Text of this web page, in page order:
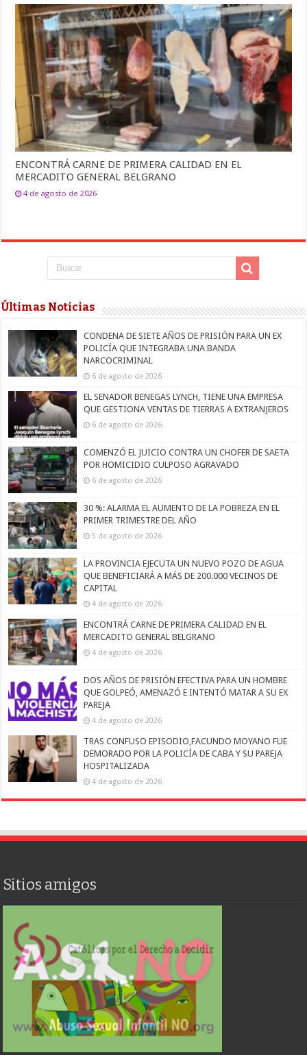
ENCONTRÁ CARNE DE PRIMERA CALIDAD EN EL
MERCADITO GENERAL BELGRANO
4 de agosto de 2026
Últimas Noticias
CONDENA DE SIETE AÑOS DE PRISIÓN PARA UN EX
POLICÍA QUE INTEGRABA UNA BANDA
NARCOCRIMINAL
6 de agosto de 2026
EL SENADOR BENEGAS LYNCH, TIENE UNA EMPRESA
QUE GESTIONA VENTAS DE TIERRAS A EXTRANJEROS
6 de agosto de 2026
COMENZÓ EL JUICIO CONTRA UN CHOFER DE SAETA
POR HOMICIDIO CULPOSO AGRAVADO
6 de agosto de 2026
30 %: ALARMA EL AUMENTO DE LA POBREZA EN EL
PRIMER TRIMESTRE DEL AÑO
5 de agosto de 2026
LA PROVINCIA EJECUTA UN NUEVO POZO DE AGUA
QUE BENEFICIARÁ A MÁS DE 200.000 VECINOS DE
CAPITAL
4 de agosto de 2026
ENCONTRÁ CARNE DE PRIMERA CALIDAD EN EL
MERCADITO GENERAL BELGRANO
4 de agosto de 2026
DOS AÑOS DE PRISIÓN EFECTIVA PARA UN HOMBRE
QUE GOLPEÓ, AMENAZÓ E INTENTÓ MATAR A SU EX
PAREJA
4 de agosto de 2026
TRAS CONFUSO EPISODIO,FACUNDO MOYANO FUE
DEMORADO POR LA POLICÍA DE CABA Y SU PAREJA
HOSPITALIZADA
4 de agosto de 2026
Sitios amigos